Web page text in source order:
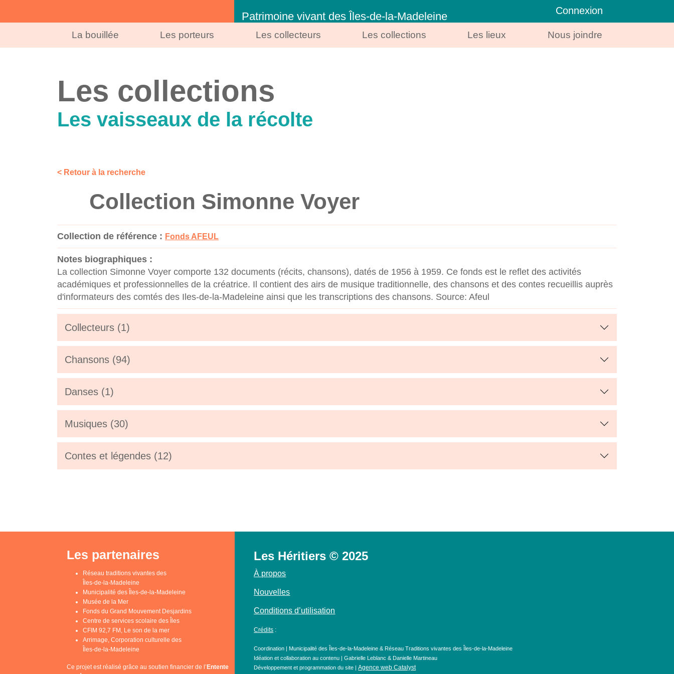
Patrimoine vivant des Îles-de-la-Madeleine Connexion
La bouillée Les porteurs Les collecteurs Les collections Les lieux Nous joindre
Les collections
Les vaisseaux de la récolte
< Retour à la recherche
Collection Simonne Voyer
Collection de référence : Fonds AFEUL
Notes biographiques :
La collection Simonne Voyer comporte 132 documents (récits, chansons), datés de 1956 à 1959. Ce fonds est le reflet des activités
académiques et professionnelles de la créatrice. Il contient des airs de musique traditionnelle, des chansons et des contes recueillis auprès
d'informateurs des comtés des Iles-de-la-Madeleine ainsi que les transcriptions des chansons. Source: Afeul
Collecteurs (1)
Chansons (94)
Danses (1)
Musiques (30)
Contes et légendes (12)
Les partenaires
Réseau traditions vivantes des
Îles-de-la-Madeleine
Municipalité des Îles-de-la-Madeleine
Musée de la Mer
Fonds du Grand Mouvement Desjardins
Centre de services scolaire des Îles
CFIM 92,7 FM, Le son de la mer
Arrimage, Corporation culturelle des
Îles-de-la-Madeleine
Ce projet est réalisé grâce au soutien financier de l’Entente
Les Héritiers © 2025
À propos
Nouvelles
Conditions d’utilisation
Crédits :
Coordination | Municipalité des Îles-de-la-Madeleine & Réseau Traditions vivantes des Îles-de-la-Madeleine
Idéation et collaboration au contenu | Gabrielle Leblanc & Danielle Martineau
Développement et programmation du site |Agence web Catalyst